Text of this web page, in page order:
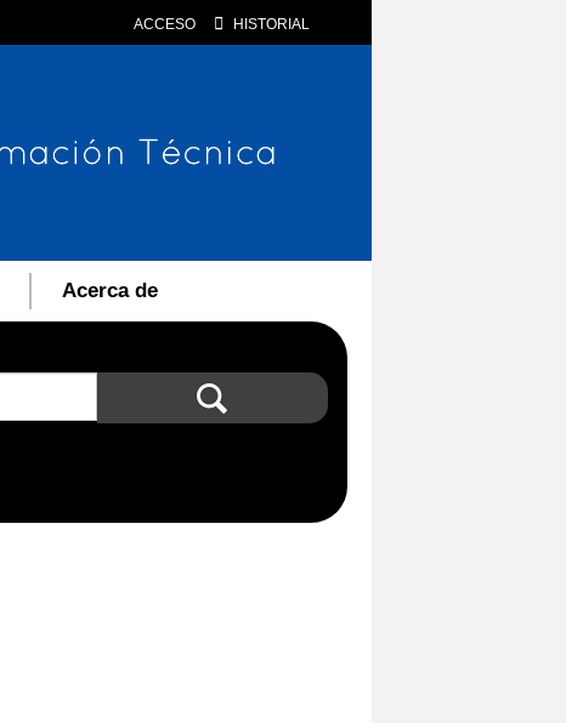
ACCESO HISTORIAL
Acerca de